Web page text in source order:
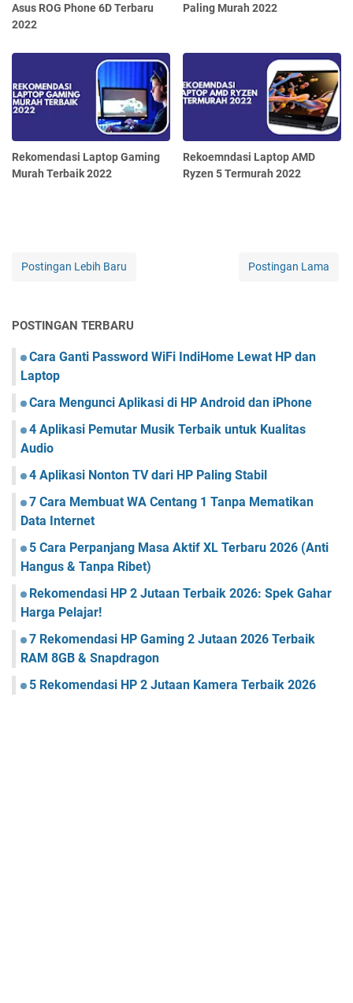
Asus ROG Phone 6D Terbaru
2022
Paling Murah 2022
Rekomendasi Laptop Gaming
Murah Terbaik 2022
Rekoemndasi Laptop AMD
Ryzen 5 Termurah 2022
Postingan Lebih Baru Postingan Lama
POSTINGAN TERBARU
Cara Ganti Password WiFi IndiHome Lewat HP dan
Laptop
Cara Mengunci Aplikasi di HP Android dan iPhone
4 Aplikasi Pemutar Musik Terbaik untuk Kualitas
Audio
4 Aplikasi Nonton TV dari HP Paling Stabil
7 Cara Membuat WA Centang 1 Tanpa Mematikan
Data Internet
5 Cara Perpanjang Masa Aktif XL Terbaru 2026 (Anti
Hangus & Tanpa Ribet)
Rekomendasi HP 2 Jutaan Terbaik 2026: Spek Gahar
Harga Pelajar!
7 Rekomendasi HP Gaming 2 Jutaan 2026 Terbaik
RAM 8GB & Snapdragon
5 Rekomendasi HP 2 Jutaan Kamera Terbaik 2026